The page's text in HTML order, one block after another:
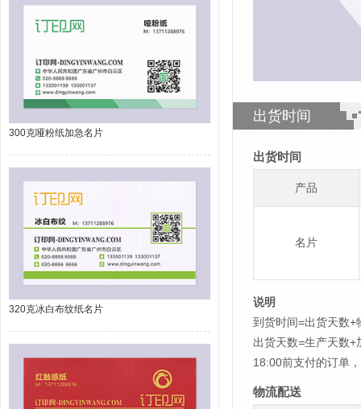
300克哑粉纸加急名片
320克冰白布纹纸名片
出货时间
出货时间
产品
名片
说明
到货时间=出货天数+
出货天数=生产天数
18:00前支付的订单
物流配送